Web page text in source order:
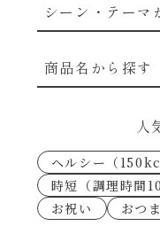
穀物類のレ
シーン・テーマ
なんでも南蛮
考えるな、二代
商品名から探す
あえるハコネー
あえるハコネー
人
ヘルシー（
時短（調理時間
お祝い
おつ